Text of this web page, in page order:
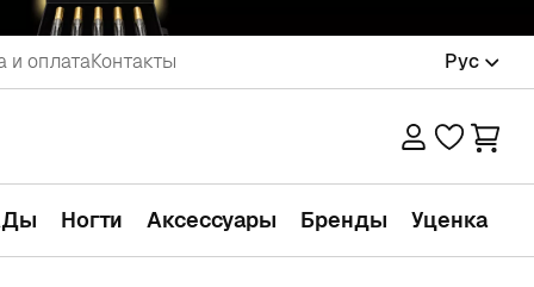
и оплатаКонтакты Рус
Ногти Аксессуары Бренды Уценка